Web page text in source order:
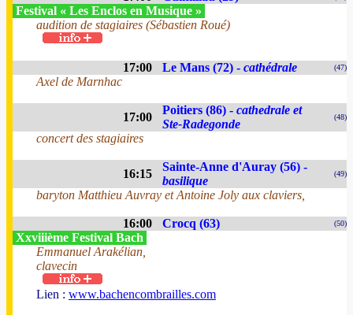
Festival « Les Enclos en Musique »
audition de stagiaires (Sébastien Roué)
17:00 Le Mans (72) - cathédrale (47)
Axel de Marnhac
17:00
Poitiers (86) - cathedrale et
Ste-Radegonde
(48)
concert des stagiaires
16:15
Sainte-Anne d'Auray (56) -
basilique
(49)
baryton Matthieu Auvray et Antoine Joly aux claviers,
16:00 Crocq (63) (50)
Xxviiième Festival Bach
Emmanuel Arakélian,
clavecin
Lien : www.bachencombrailles.com